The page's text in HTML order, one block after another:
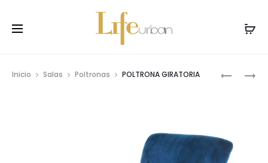
Inicio Salas Poltronas POLTRONA GIRATORIA